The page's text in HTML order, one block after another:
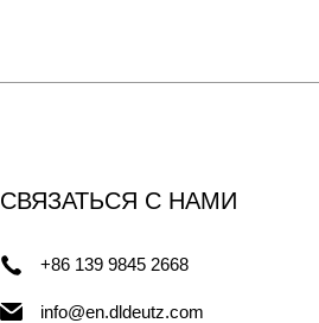
СВЯЗАТЬСЯ С НАМИ
+86 139 9845 2668
info@en.dldeutz.com